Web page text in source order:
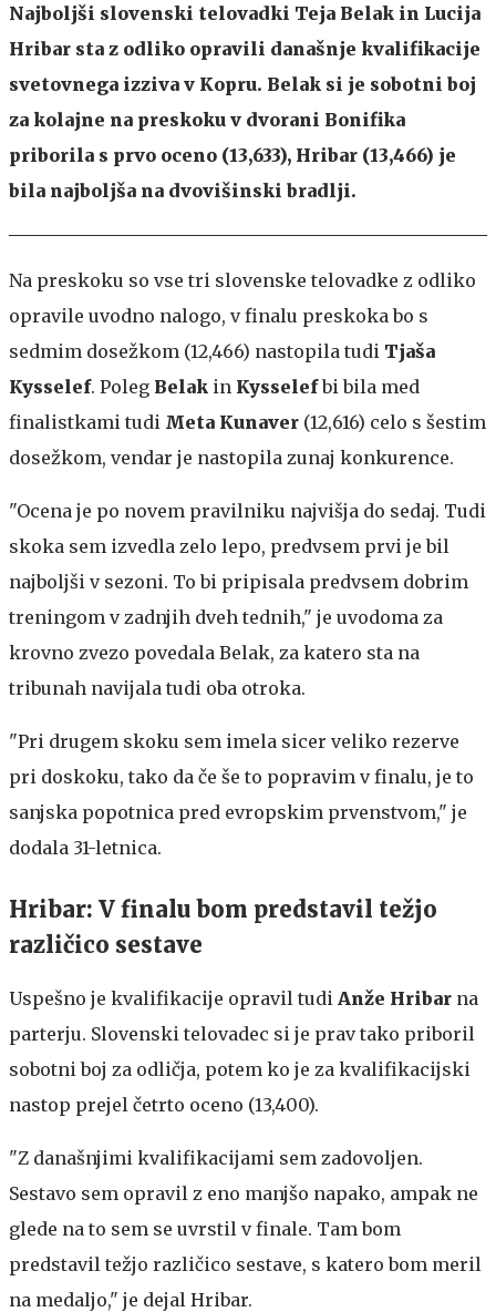
Najboljši slovenski telovadki Teja Belak in Lucija
Hribar sta z odliko opravili današnje kvalifikacije
svetovnega izziva v Kopru. Belak si je sobotni boj
za kolajne na preskoku v dvorani Bonifika
priborila s prvo oceno (13,633), Hribar (13,466) je
bila najboljša na dvovišinski bradlji.
Na preskoku so vse tri slovenske telovadke z odliko
opravile uvodno nalogo, v finalu preskoka bo s
sedmim dosežkom (12,466) nastopila tudi Tjaša
Kysselef. Poleg Belak in Kysselefbi bila med
finalistkami tudi Meta Kunaver (12,616) celo s šestim
dosežkom, vendar je nastopila zunaj konkurence.
"Ocena je po novem pravilniku najvišja do sedaj. Tudi
skoka sem izvedla zelo lepo, predvsem prvi je bil
najboljši v sezoni. To bi pripisala predvsem dobrim
treningom v zadnjih dveh tednih," je uvodoma za
krovno zvezo povedala Belak, za katero sta na
tribunah navijala tudi oba otroka.
"Pri drugem skoku sem imela sicer veliko rezerve
pri doskoku, tako da če še to popravim v finalu, je to
sanjska popotnica pred evropskim prvenstvom," je
dodala 31-letnica.
Hribar: V finalu bom predstavil težjo
različico sestave
Uspešno je kvalifikacije opravil tudi Anže Hribar na
parterju. Slovenski telovadec si je prav tako priboril
sobotni boj za odličja, potem ko je za kvalifikacijski
nastop prejel četrto oceno (13,400).
"Z današnjimi kvalifikacijami sem zadovoljen.
Sestavo sem opravil z eno manjšo napako, ampak ne
glede na to sem se uvrstil v finale. Tam bom
predstavil težjo različico sestave, s katero bom meril
na medaljo," je dejal Hribar.